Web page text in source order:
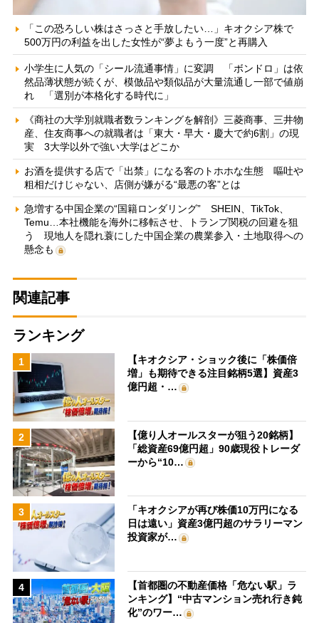
「この恐ろしい株はさっさと手放したい…」キオクシア株で
500万円の利益を出した女性が“夢よもう一度”と再購入
小学生に人気の「シール流通事情」に変調 「ボンドロ」は依
然品薄状態が続くが、模倣品や類似品が大量流通し一部で値崩
れ 「選別が本格化する時代に」
《商社の大学別就職者数ランキングを解剖》三菱商事、三井物
産、住友商事への就職者は「東大・早大・慶大で約6割」の現
実 3大学以外で強い大学はどこか
お酒を提供する店で「出禁」になる客のトホホな生態 嘔吐や
粗相だけじゃない、店側が嫌がる“最悪の客”とは
急増する中国企業の“国籍ロンダリング” SHEIN、TikTok、
Temu…本社機能を海外に移転させ、トランプ関税の回避を狙
う 現地人を隠れ蓑にした中国企業の農業参入・土地取得への
懸念も
関連記事
ランキング
1
【キオクシア・ショック後に「株価倍
増」も期待できる注目銘柄5選】資産3
億円超・…
2
【億り人オールスターが狙う20銘柄】
「総資産69億円超」90歳現役トレーダ
ーから“10…
3
「キオクシアが再び株価10万円になる
日は遠い」資産3億円超のサラリーマン
投資家が…
4
【首都圏の不動産価格「危ない駅」ラ
ンキング】“中古マンション売れ行き鈍
化”のワー…